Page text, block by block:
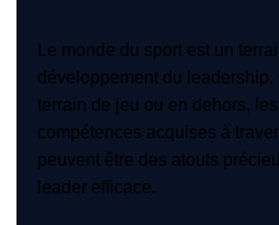
Le monde du sport est un
développement du leadership.
terrain de jeu ou en dehors,
compétences acquises à
peuvent être des atouts
leader efficace.